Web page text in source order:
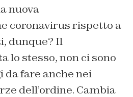
nuova
coronavirus rispetto a
dunque? Il
lo stesso, non ci sono
fare anche nei
dell’ordine. Cambia